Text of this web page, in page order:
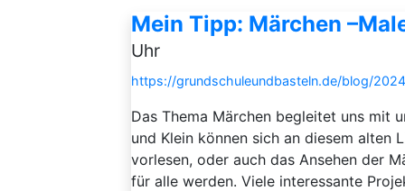
Mein Tipp: Märchen
Uhr
https://grundschuleundbasteln.de/blog/
Das Thema Märchen begleitet uns mit
und Klein können sich an diesem alten
vorlesen, oder auch das Ansehen der
für alle werden. Viele interessante